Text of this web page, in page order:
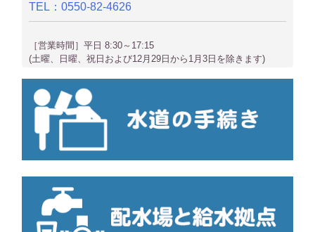
TEL：0550-82-4626
［営業時間］平日 8:30～17:15
(土曜、日曜、祝日および12月29日から1月3日を除きます)